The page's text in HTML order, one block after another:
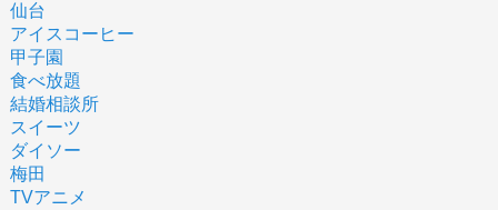
仙台
アイスコーヒー
甲子園
食べ放題
結婚相談所
スイーツ
ダイソー
梅田
TVアニメ